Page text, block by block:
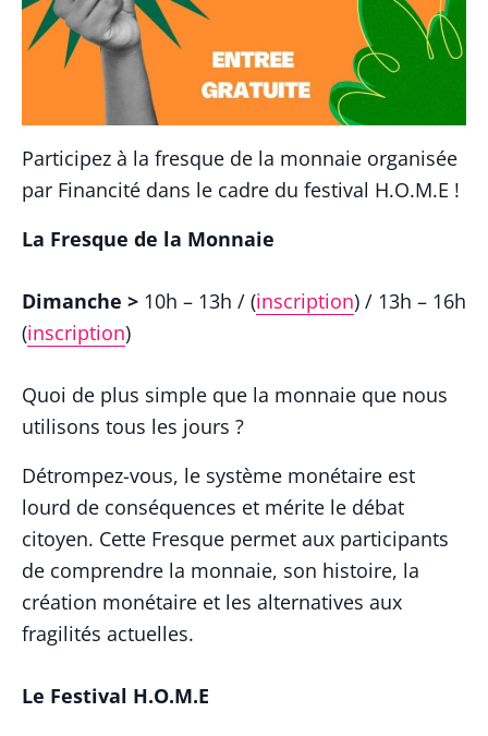
Participez à la fresque de la monnaie organisée
par Financité dans le cadre du festival H.O.M.E !
La Fresque de la Monnaie
Dimanche > 10h – 13h / (inscription) / 13h – 16h
(inscription)
Quoi de plus simple que la monnaie que nous
utilisons tous les jours ?
Détrompez-vous, le système monétaire est
lourd de conséquences et mérite le débat
citoyen. Cette Fresque permet aux participants
de comprendre la monnaie, son histoire, la
création monétaire et les alternatives aux
fragilités actuelles.
Le Festival H.O.M.E